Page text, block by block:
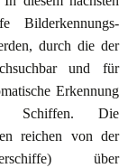
Bilderkennungs-
durch die der
und für
Erkennung
Schiffen. Die
reichen von der
über